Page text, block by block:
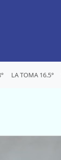
LA TOMA 16.5°